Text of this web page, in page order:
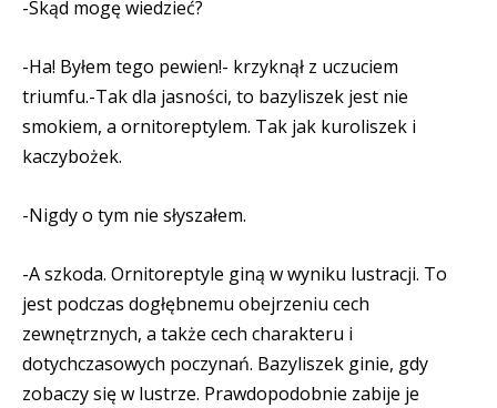
-Skąd mogę wiedzieć?
-Ha! Byłem tego pewien!- krzyknął z uczuciem
triumfu.-Tak dla jasności, to bazyliszek jest nie
smokiem, a ornitoreptylem. Tak jak kuroliszek i
kaczybożek.
-Nigdy o tym nie słyszałem.
-A szkoda. Ornitoreptyle giną w wyniku lustracji. To
jest podczas dogłębnemu obejrzeniu cech
zewnętrznych, a także cech charakteru i
dotychczasowych poczynań. Bazyliszek ginie, gdy
zobaczy się w lustrze. Prawdopodobnie zabije je